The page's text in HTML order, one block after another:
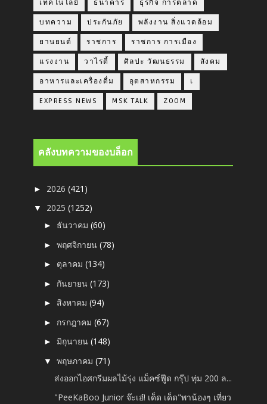
เทคโนโลยี ธนาคาร ธุรกิจ การตลาด
บทความ ประกันภัย พลังงาน สิ่งแวดล้อม
ยานยนต์ ราชการ ราชการ การเมือง
แรงงาน วาไรตี้ ศิลปะ วัฒนธรรม สังคม
อาหารและเครื่องดื่ม อุตสาหกรรม เ
EXPRESS NEWS MSK TALK ZOOM
คลังบทความของบล็อก
► 2026(421)
▼ 2025(1252)
► ธันวาคม(60)
►พฤศจิกายน(78)
► ตุลาคม(134)
► กันยายน(173)
► สิงหาคม(94)
► กรกฎาคม(67)
► มิถุนายน(148)
▼พฤษภาคม(71)
ส่งออกไอศกรีมผลไม้รุ่ง แม็คซ์ฟู๊ด กรุ๊ป ทุ่ม 200 ล...
"PeeKaBoo Junior จ๊ะเอ๋! เด็ด เด็ด"พาน้องๆ เที่ยว